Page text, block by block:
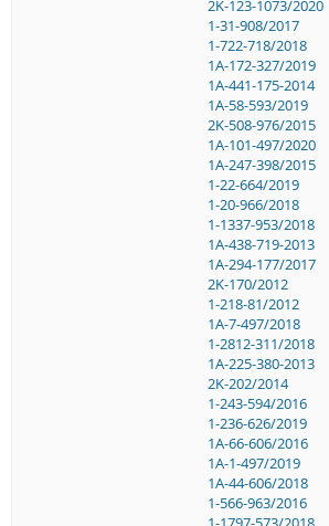
2K-123-1073/2020
1-31-908/2017
1-722-718/2018
1A-172-327/2019
1A-441-175-2014
1A-58-593/2019
2K-508-976/2015
1A-101-497/2020
1A-247-398/2015
1-22-664/2019
1-20-966/2018
1-1337-953/2018
1A-438-719-2013
1A-294-177/2017
2K-170/2012
1-218-81/2012
1A-7-497/2018
1-2812-311/2018
1A-225-380-2013
2K-202/2014
1-243-594/2016
1-236-626/2019
1A-66-606/2016
1A-1-497/2019
1A-44-606/2018
1-566-963/2016